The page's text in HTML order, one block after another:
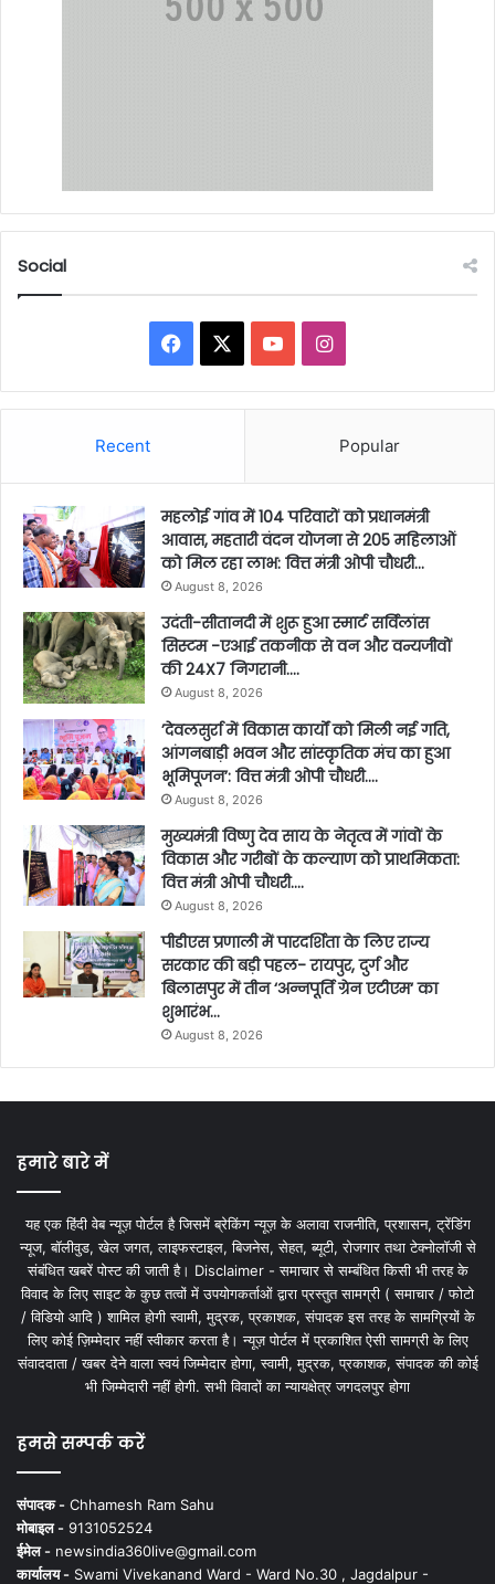
Social
Facebook YouTubeInstagram
Recent Popular
महलोई गांव में 104 परिवारों को प्रधानमंत्री
आवास, महतारी वंदन योजना से 205 महिलाओं
को मिल रहा लाभ: वित्त मंत्री ओपी चौधरी…
August 8, 2026
उदंती-सीतानदी में शुरू हुआ स्मार्ट सर्विलांस
सिस्टम -एआई तकनीक से वन और वन्यजीवों
की 24X7 निगरानी….
August 8, 2026
’देवलसुर्रा में विकास कार्यों को मिली नई गति,
आंगनबाड़ी भवन और सांस्कृतिक मंच का हुआ
भूमिपूजन’: वित्त मंत्री ओपी चौधरी….
August 8, 2026
मुख्यमंत्री विष्णु देव साय के नेतृत्व में गांवों के
विकास और गरीबों के कल्याण को प्राथमिकता:
वित्त मंत्री ओपी चौधरी….
August 8, 2026
पीडीएस प्रणाली में पारदर्शिता के लिए राज्य
सरकार की बड़ी पहल- रायपुर, दुर्ग और
बिलासपुर में तीन ‘अन्नपूर्ति ग्रेन एटीएम‘ का
शुभारंभ…
August 8, 2026
हमारे बारे में
यह एक हिंदी वेब न्यूज़ पोर्टल है जिसमें ब्रेकिंग न्यूज़ के अलावा राजनीति, प्रशासन, ट्रेंडिंग
न्यूज, बॉलीवुड, खेल जगत, लाइफस्टाइल, बिजनेस, सेहत, ब्यूटी, रोजगार तथा टेक्नोलॉजी से
संबंधित खबरें पोस्ट की जाती है। Disclaimer - समाचार से सम्बंधित किसी भी तरह के
विवाद के लिए साइट के कुछ तत्वों में उपयोगकर्ताओं द्वारा प्रस्तुत सामग्री ( समाचार / फोटो
/ विडियो आदि ) शामिल होगी स्वामी, मुद्रक, प्रकाशक, संपादक इस तरह के सामग्रियों के
लिए कोई ज़िम्मेदार नहीं स्वीकार करता है। न्यूज़ पोर्टल में प्रकाशित ऐसी सामग्री के लिए
संवाददाता / खबर देने वाला स्वयं जिम्मेदार होगा, स्वामी, मुद्रक, प्रकाशक, संपादक की कोई
भी जिम्मेदारी नहीं होगी. सभी विवादों का न्यायक्षेत्र जगदलपुर होगा
हमसे सम्पर्क करें
संपादक - Chhamesh Ram Sahu
मोबाइल - 9131052524
ईमेल - newsindia360live@gmail.com
कार्यालय - Swami Vivekanand Ward - Ward No.30 , Jagdalpur -